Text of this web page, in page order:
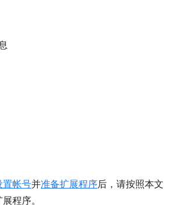
置帐号并准备扩展程序后，请按照本文
程序。